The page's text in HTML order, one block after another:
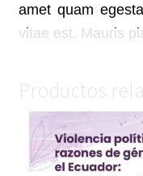
amet quam
vitae est. Mauris
Productos